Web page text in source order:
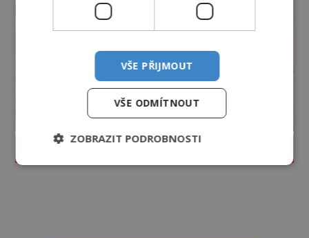
VŠE PŘIJMOUT
VŠE ODMÍTNOUT
ZOBRAZIT PODROBNOSTI